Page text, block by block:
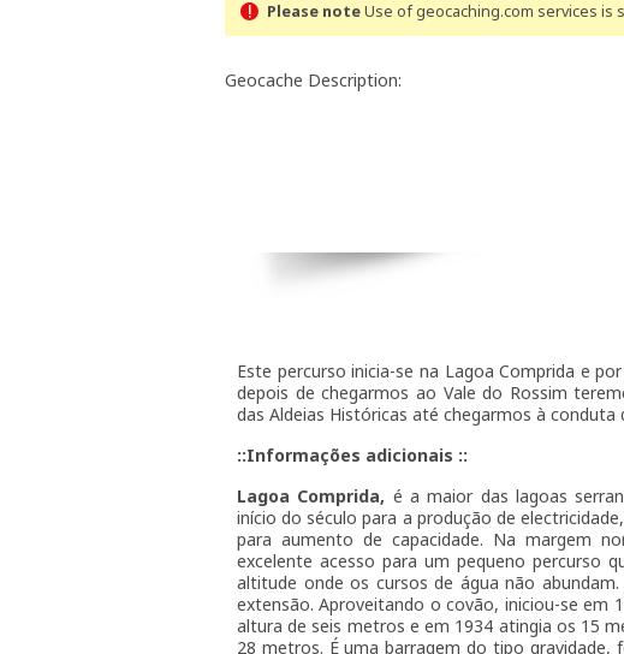
Please noteUse of geocaching.com services is
Geocache Description:
Este percurso inicia-se na Lagoa Comprida e
depois de chegarmos ao Vale do Rossim
das Aldeias Históricas até chegarmos à conduta
::Informações adicionais ::
Lagoa Comprida, é a maior das lagoas
início do século para a produção de
para aumento de capacidade. Na margem
excelente acesso para um pequeno percurso
altitude onde os cursos de água não
extensão. Aproveitando o covão, iniciou-se em
altura de seis metros e em 1934 atingia os 15
28 metros. É uma barragem do tipo